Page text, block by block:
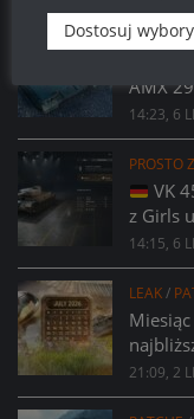
PROSTO
AMX
14:23, 6
PROSTO
VK
z Girls
14:15, 6
LEAK/
21:09, 2
Dostosuj wybory